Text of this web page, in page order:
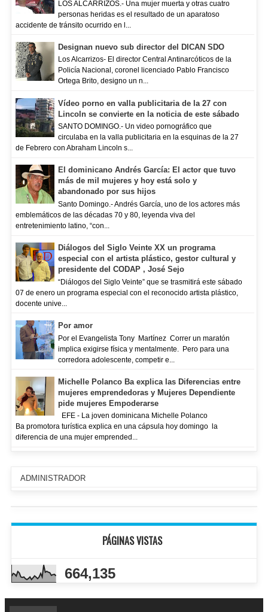
LOS ALCARRIZOS.- Una mujer muerta y otras cuatro
personas heridas es el resultado de un aparatoso
accidente de tránsito ocurrido en l...
Designan nuevo sub director del DICAN SDO
Los Alcarrizos- El director Central Antinarcóticos de la
Policía Nacional, coronel licenciado Pablo Francisco
Ortega Brito, designo un n...
Vídeo porno en valla publicitaria de la 27 con
Lincoln se convierte en la noticia de este sábado
SANTO DOMINGO.- Un video pornográfico que
circulaba en la valla publicitaria en la esquinas de la 27
de Febrero con Abraham Lincoln s...
El dominicano Andrés García: El actor que tuvo
más de mil mujeres y hoy está solo y
abandonado por sus hijos
Santo Domingo.- Andrés García, uno de los actores más
emblemáticos de las décadas 70 y 80, leyenda viva del
entretenimiento latino, “con...
Diálogos del Siglo Veinte XX un programa
especial con el artista plástico, gestor cultural y
presidente del CODAP , José Sejo
“Diálogos del Siglo Veinte” que se trasmitirá este sábado
07 de enero un programa especial con el reconocido artista plástico,
docente unive...
Por amor
Por el Evangelista Tony Martínez Correr un maratón
implica exigirse física y mentalmente. Pero para una
corredora adolescente, competir e...
Michelle Polanco Ba explica las Diferencias entre
mujeres emprendedoras y Mujeres Dependiente
pide mujeres Empoderarse
EFE - La joven dominicana Michelle Polanco
Ba promotora turística explica en una cápsula hoy domingo la
diferencia de una mujer emprended...
ADMINISTRADOR
PÁGINAS VISTAS
664,135